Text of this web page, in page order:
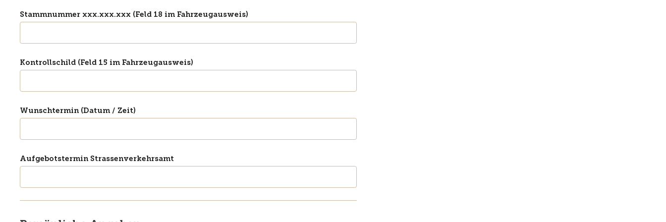
Stammnummer xxx.xxx.xxx (Feld 18 im Fahrzeugausweis)
Kontrollschild (Feld 15 im Fahrzeugausweis)
Wunschtermin (Datum / Zeit)
Aufgebotstermin Strassenverkehrsamt